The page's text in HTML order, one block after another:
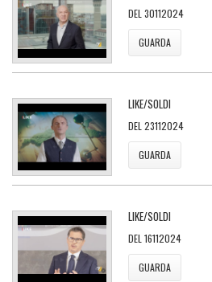
DEL 30112024
GUARDA
LIKE/SOLDI
DEL 23112024
GUARDA
LIKE/SOLDI
DEL 16112024
GUARDA